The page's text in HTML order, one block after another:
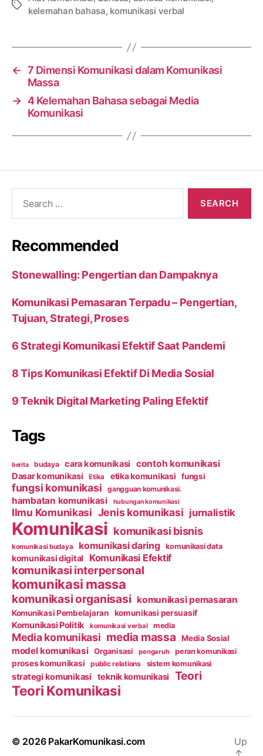
Tags
kelemahan bahasa, komunikasi verbal
← 7 Dimensi Komunikasi dalam Komunikasi
Massa
→ 4 Kelemahan Bahasa sebagai Media
Komunikasi
Recommended
Stonewalling: Pengertian dan Dampaknya
Komunikasi Pemasaran Terpadu – Pengertian,
Tujuan, Strategi, Proses
6 Strategi Komunikasi Efektif Saat Pandemi
8 Tips Komunikasi Efektif Di Media Sosial
9 Teknik Digital Marketing Paling Efektif
Tags
berita budaya cara komunikasi contoh komunikasi
Dasar komunikasi Etika etika komunikasi fungsi
fungsi komunikasi gangguan komunikasi.
hambatan komunikasi hubungan komunikasi
Ilmu Komunikasi Jenis komunikasi jurnalistik
Komunikasi komunikasi bisnis
komunikasi budaya komunikasi daring komunikasi data
komunikasi digital Komunikasi Efektif
komunikasi interpersonal
komunikasi massa
komunikasi organisasi komunikasi pemasaran
Komunikasi Pembelajaran komunikasi persuasif
Komunikasi Politik komunikasi verbal media
Media komunikasi media massa Media Sosial
model komunikasi Organisasi pengaruh peran komunikasi
proses komunikasi public relations sistem komunikasi
strategi komunikasi teknik komunikasi Teori
Teori Komunikasi
© 2026 PakarKomunikasi.com
Up
↑